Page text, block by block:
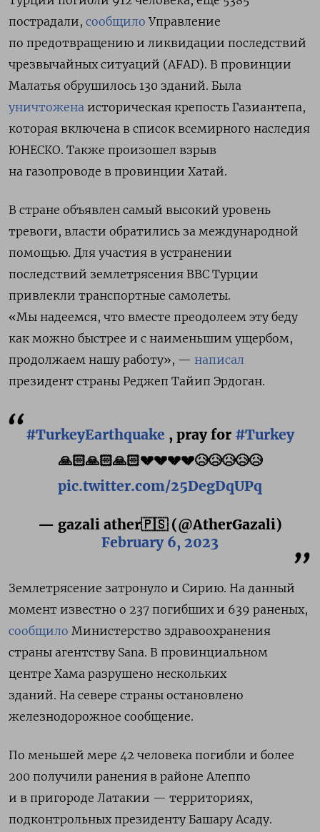
пострадали, сообщило Управление
по предотвращению и ликвидации последствий
чрезвычайных ситуаций (AFAD). В провинции
Малатья обрушилось 130 зданий. Была
уничтожена историческая крепость Газиантепа,
которая включена в список всемирного наследия
ЮНЕСКО. Также произошел взрыв
на газопроводе в провинции Хатай.
В стране объявлен самый высокий уровень
тревоги, власти обратились за международной
помощью. Для участия в устранении
последствий землетрясения ВВС Турции
привлекли транспортные самолеты.
«Мы надеемся, что вместе преодолеем эту беду
как можно быстрее и с наименьшим ущербом,
продолжаем нашу работу», — написал
президент страны Реджеп Тайип Эрдоган.
#TurkeyEarthquake , pray for #Turkey
🙏🏻🙏🏻🙏🏻💔💔💔💔😥😥😥😥😥
pic.twitter.com/25DegDqUPq
— gazali ather🇵🇸 (@AtherGazali)
February 6, 2023
Землетрясение затронуло и Сирию. На данный
момент известно о 237 погибших и 639 раненых,
сообщило Министерство здравоохранения
страны агентству Sana. В провинциальном
центре Хама разрушено нескольких
зданий. На севере страны остановлено
железнодорожное сообщение.
По меньшей мере 42 человека погибли и более
200 получили ранения в районе Алеппо
и в пригороде Латакии — территориях,
подконтрольных президенту Башару Асаду.